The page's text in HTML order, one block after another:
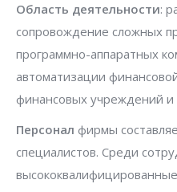
Область деятельности:
сопровождение сложных
программно-аппаратных
автоматизации
финансовых учреждений и
Персонал фирмы
специалистов. Среди